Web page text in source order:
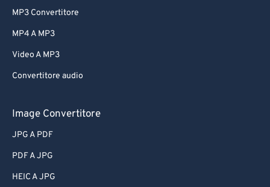
MP3 Convertitore
MP4 A MP3
Video A MP3
Convertitore audio
Image Convertitore
JPG A PDF
PDF A JPG
HEIC A JPG